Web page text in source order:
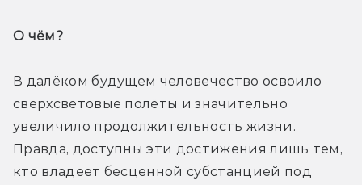
О чём?
В далёком будущем человечество освоило
сверхсветовые полёты и значительно
увеличило продолжительность жизни.
Правда, доступны эти достижения лишь тем,
кто владеет бесценной субстанцией под